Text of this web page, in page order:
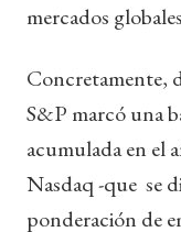
mercados
Concretamente,
S&P marcó una
acumulada en el
Nasdaq -que se
ponderación de